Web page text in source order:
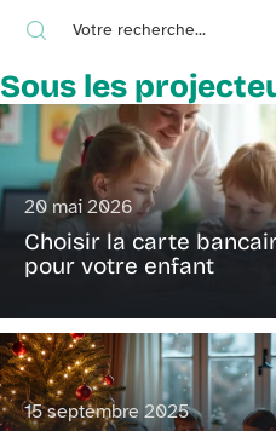
Sous les
20 mai 2026
Choisir la carte
pour votre enfant
15 septembre 2025